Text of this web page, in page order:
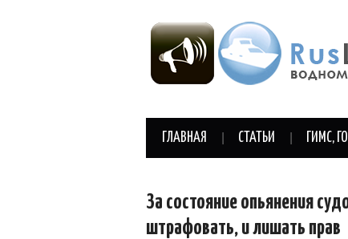
ГЛАВНАЯ СТАТЬИ ГИМС,
За состояние опьянения
штрафовать, и лишать прав